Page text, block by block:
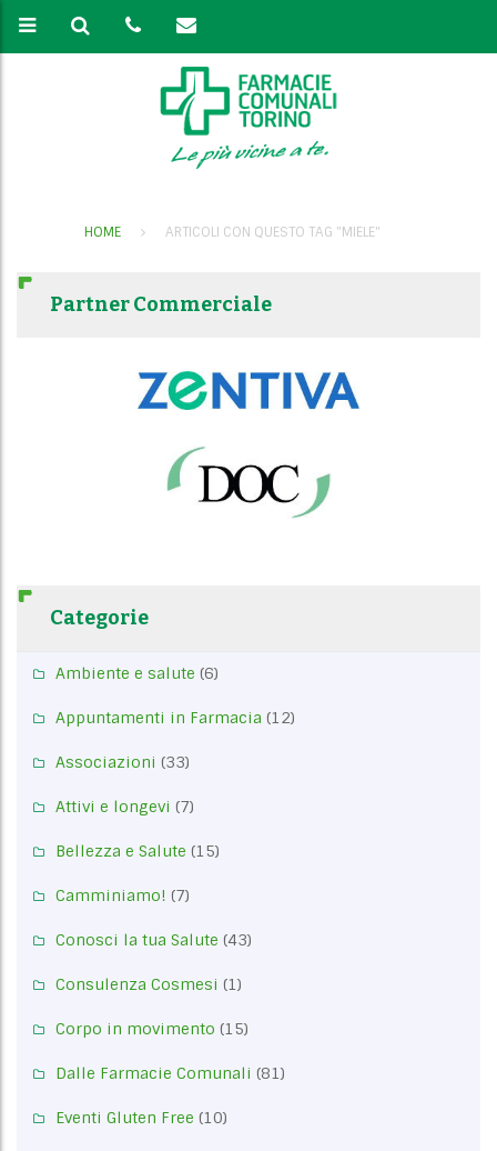
HOME ARTICOLI CON QUESTO TAG "MIELE"
Partner Commerciale
Categorie
Ambiente e salute (6)
Appuntamenti in Farmacia (12)
Associazioni (33)
Attivi e longevi (7)
Bellezza e Salute (15)
Camminiamo! (7)
Conosci la tua Salute (43)
Consulenza Cosmesi (1)
Corpo in movimento (15)
Dalle Farmacie Comunali (81)
Eventi Gluten Free (10)